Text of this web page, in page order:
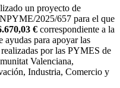
un proyecto de
2025/657 para el que
€ correspondiente a la
ayudas para apoyar las
por las PYMES de
Valenciana,
Industria, Comercio y